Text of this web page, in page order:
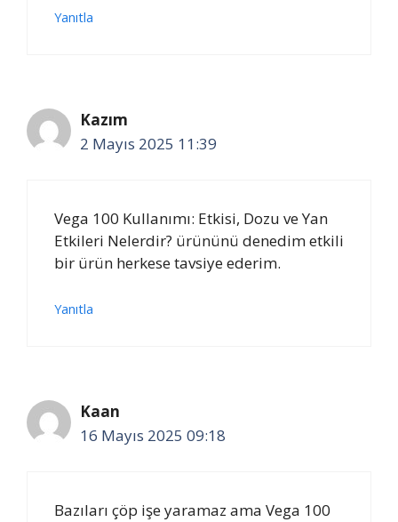
Yanıtla
Kazım
2 Mayıs 2025 11:39
Vega 100 Kullanımı: Etkisi, Dozu ve Yan
Etkileri Nelerdir? ürününü denedim etkili
bir ürün herkese tavsiye ederim.
Yanıtla
Kaan
16 Mayıs 2025 09:18
Bazıları çöp işe yaramaz ama Vega 100